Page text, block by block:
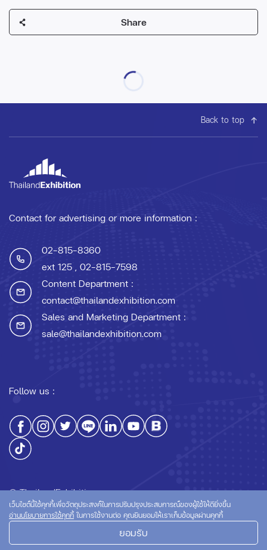
Share
Back to top
Contact for advertising or more information :
02-815-8360
ext 125 , 02-815-7598
Content Department :
contact@thailandexhibition.com
Sales and Marketing Department :
sale@thailandexhibition.com
Follow us :
© ThailandExhibition.com
นโยบายการใช้คุกกี้
เว็บไซต์นี้ใช้คุกกี้เพื่อวัตถุประสงค์ในการปรับปรุงประสบการณ์ของผู้ใช้ให้ดียิ่งขึ้น
อ่านนโยบายการใช้คุกกี้ ในการใช้งานต่อ คุณยินยอมให้เราเก็บข้อมูลผ่านคุกกี้
ยอมรับ